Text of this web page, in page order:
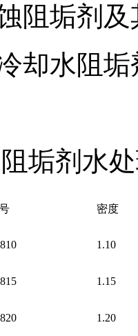
阻垢剂
却水阻垢
垢剂水
密度
1.10
1.15
1.20